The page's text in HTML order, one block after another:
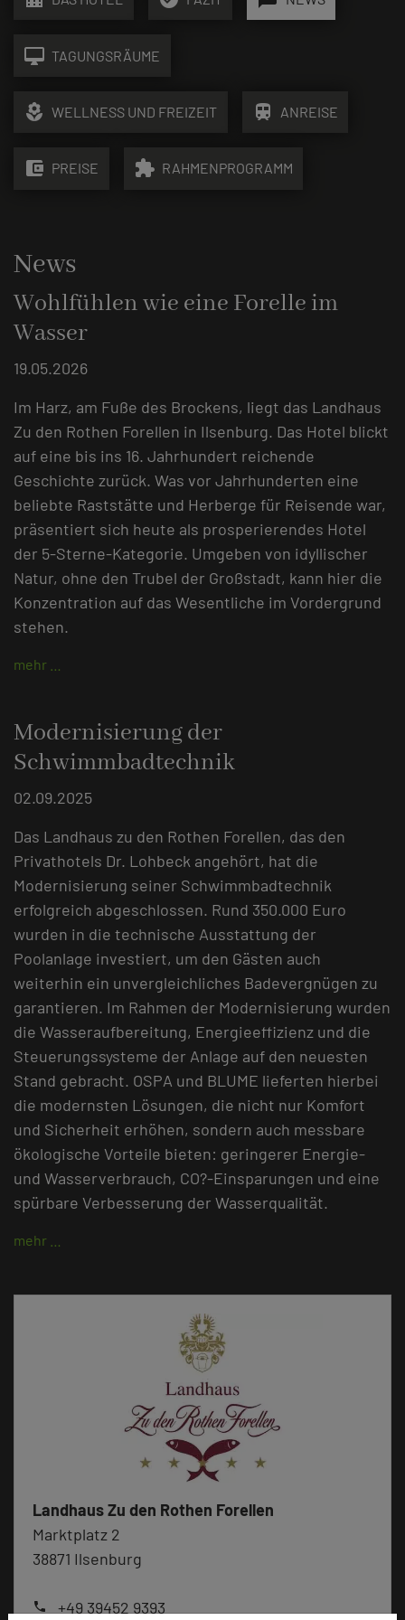
desktop_mac TAGUNGSRÄUME
local_florist WELLNESS UND FREIZEIT train ANREISE
account_balance_wallet PREISE extension RAHMENPROGRAMM
News
Wohlfühlen wie eine Forelle im
Wasser
19.05.2026
Im Harz, am Fuße des Brockens, liegt das Landhaus
Zu den Rothen Forellen in Ilsenburg. Das Hotel blickt
auf eine bis ins 16. Jahrhundert reichende
Geschichte zurück. Was vor Jahrhunderten eine
beliebte Raststätte und Herberge für Reisende war,
präsentiert sich heute als prosperierendes Hotel
der 5-Sterne-Kategorie. Umgeben von idyllischer
Natur, ohne den Trubel der Großstadt, kann hier die
Konzentration auf das Wesentliche im Vordergrund
stehen.
mehr …
Modernisierung der
Schwimmbadtechnik
02.09.2025
Das Landhaus zu den Rothen Forellen, das den
Privathotels Dr. Lohbeck angehört, hat die
Modernisierung seiner Schwimmbadtechnik
erfolgreich abgeschlossen. Rund 350.000 Euro
wurden in die technische Ausstattung der
Poolanlage investiert, um den Gästen auch
weiterhin ein unvergleichliches Badevergnügen zu
garantieren. Im Rahmen der Modernisierung wurden
die Wasseraufbereitung, Energieeffizienz und die
Steuerungssysteme der Anlage auf den neuesten
Stand gebracht. OSPA und BLUME lieferten hierbei
die modernsten Lösungen, die nicht nur Komfort
und Sicherheit erhöhen, sondern auch messbare
ökologische Vorteile bieten: geringerer Energie-
und Wasserverbrauch, CO?-Einsparungen und eine
spürbare Verbesserung der Wasserqualität.
mehr …
Landhaus Zu den Rothen Forellen
Marktplatz 2
38871 Ilsenburg
phone +49 39452 9393